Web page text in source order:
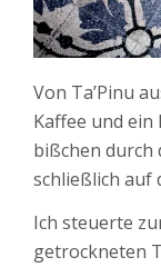
Von Ta’Pinu
Kaffee und ein
bißchen durch
schließlich auf
Ich steuerte
getrockneten